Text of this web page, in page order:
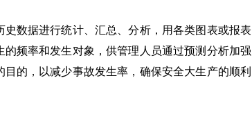
数据进行统计、汇总、分析，用各类图表或报表
频率和发生对象，供管理人员通过预测分析加强
的，以减少事故发生率，确保安全大生产的顺利